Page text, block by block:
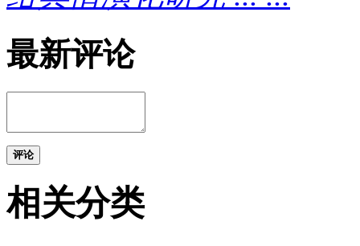
最新评论
评论
相关分类